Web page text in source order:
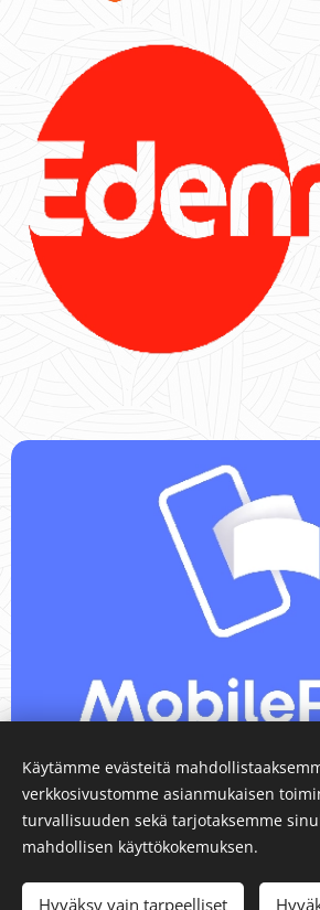
Peru postituslista
Käytämme evästeitä
verkkosivustomme asianmukaisen
turvallisuuden sekä tarjotaksemme
mahdollisen käyttökokemuksen.
Hyväksy vain tarpeelliset